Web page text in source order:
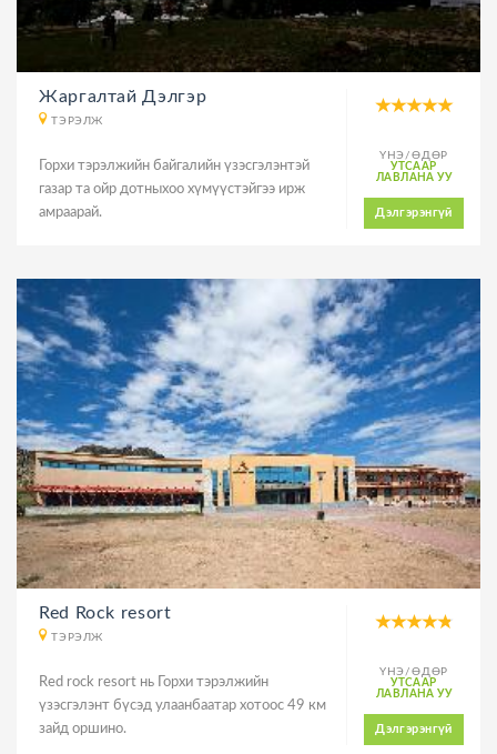
Жаргалтай Дэлгэр
ТЭРЭЛЖ
Горхи тэрэлжийн байгалийн үзэсгэлэнтэй
газар та ойр дотныхоо хүмүүстэйгээ ирж
амраарай.
ҮНЭ/ӨДӨР
УТСААР
ЛАВЛАНА УУ
Дэлгэрэнгүй
Red Rock resort
ТЭРЭЛЖ
Red rock resort нь Горхи тэрэлжийн
үзэсгэлэнт бүсэд улаанбаатар хотоос 49 км
зайд оршино.
ҮНЭ/ӨДӨР
УТСААР
ЛАВЛАНА УУ
Дэлгэрэнгүй